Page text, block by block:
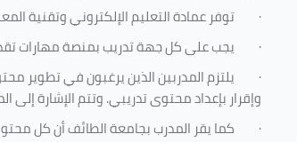
· توفر عمادة التعليم الإلكتروني وتقنية
· يجب على كل جهة تدريب بمنصة مهارات
· يلتزم المدربين الذين يرغبون في تطوير
وإقرار بإعداد محتوى تدريبي. وتتم الإشارة
· كما يقر المدرب بجامعة الطائف أن كل